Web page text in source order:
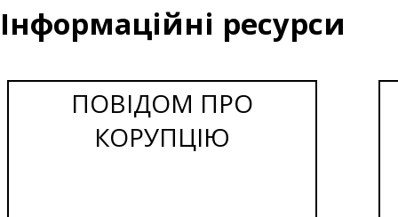
Інформаційні ресурси
ПОВІДОМ ПРО
КОРУПЦІЮ